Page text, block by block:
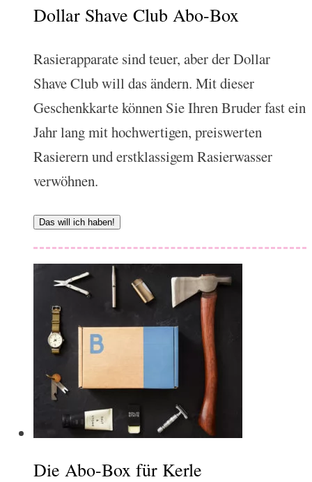
Dollar Shave Club Abo-Box
Rasierapparate sind teuer, aber der Dollar
Shave Club will das ändern. Mit dieser
Geschenkkarte können Sie Ihren Bruder fast ein
Jahr lang mit hochwertigen, preiswerten
Rasierern und erstklassigem Rasierwasser
verwöhnen.
Das will ich haben!
Die Abo-Box für Kerle